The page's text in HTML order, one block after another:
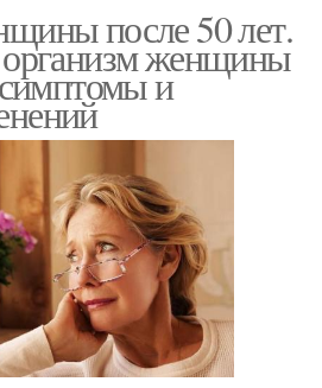
после 50 лет.
организм женщины
и